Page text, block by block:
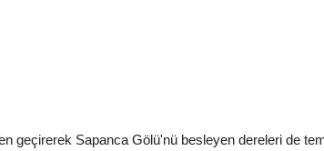
geçirerek Sapanca Gölü'nü besleyen dereleri de